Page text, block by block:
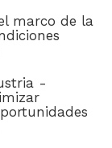
marco de la
-